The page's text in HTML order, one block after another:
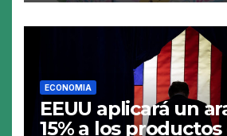
ECONOMIA
EEUU aplicará un
15% a los